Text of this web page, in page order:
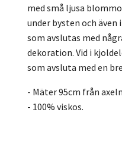
med små ljusa
under bysten och
som avslutas med
dekoration. Vid i
som avsluta med en
- Mäter 95cm från
- 100% viskos.